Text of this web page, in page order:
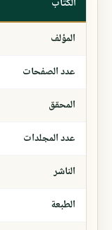
المؤلف
عدد الصفحات
المحقق
عدد المجلدات
الناشر
الطبعة